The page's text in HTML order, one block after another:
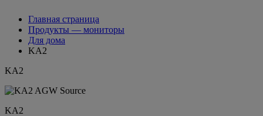
Главная страница
Продукты — мониторы
Для дома
KA2
KA2
KA2